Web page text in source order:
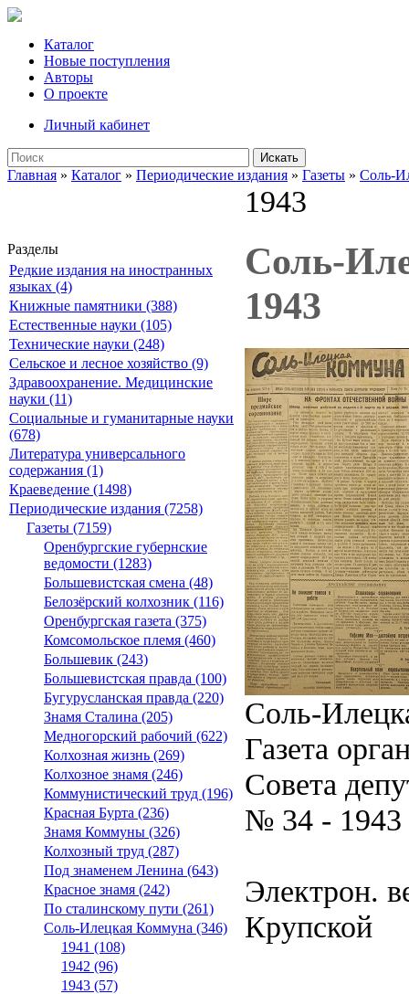
Каталог
Новые поступления
Авторы
О проекте
Личный кабинет
Искать
Главная » Каталог » Периодические издания » Газеты » Соль-
Разделы
Редкие издания на иностранных
языках (4)
Книжные памятники (388)
Естественные науки (105)
Технические науки (248)
Сельское и лесное хозяйство (9)
Здравоохранение. Медицинские
науки (11)
Социальные и гуманитарные науки
(678)
Литература универсального
содержания (1)
Краеведение (1498)
Периодические издания (7258)
Газеты (7159)
Оренбургские губернские
ведомости (1283)
Большевистская смена (48)
Белозёрский колхозник (116)
Оренбургская газета (375)
Комсомольское племя (460)
Большевик (243)
Большевистская правда (100)
Бугурусланская правда (220)
Знамя Сталина (205)
Медногорский рабочий (622)
Колхозная жизнь (269)
Колхозное знамя (246)
Коммунистический труд (196)
Красная Бурта (236)
Знамя Коммуны (326)
Колхозный труд (287)
Под знаменем Ленина (643)
Красное знамя (242)
По сталинскому пути (261)
Соль-Илецкая Коммуна (346)
1941 (108)
1942 (96)
1943 (57)
1943
Соль-
1943
Соль-
Газета
Совета
№ 34 - 1943
Электрон.
Крупской